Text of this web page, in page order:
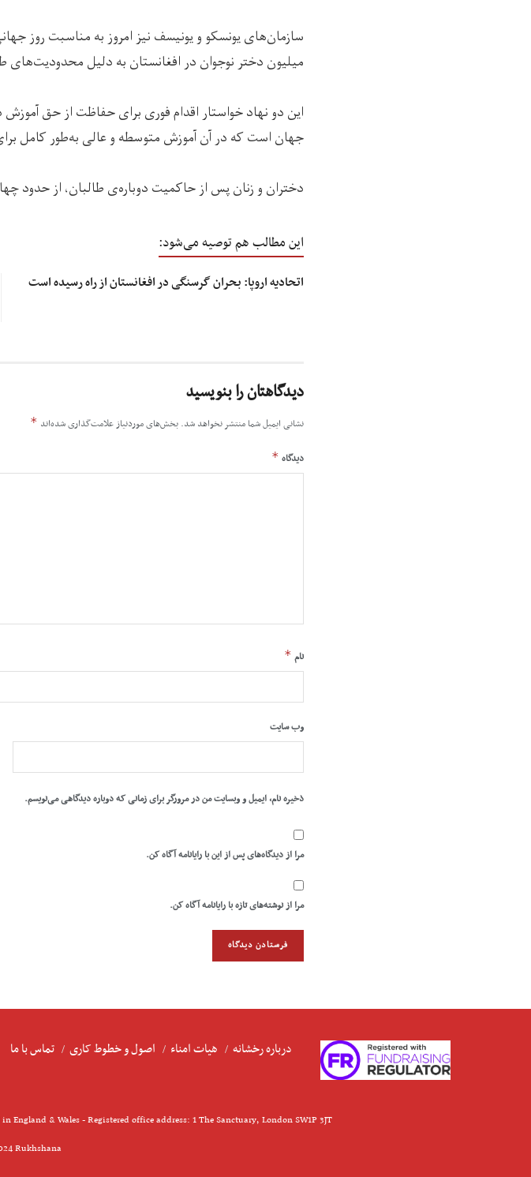
میلیون دختر نوجوان در افغانستان به دلیل محدودیت‌های
این دو نهاد خواستار اقدام فوری برای حفاظت از حق
جهان است که در آن آموزش متوسطه و عالی به‌طور کامل
دختران و زنان پس از حاکمیت دوباره‌ی طالبان، از حدود
این مطالب هم توصیه می‌شود:
اتحادیه اروپا: بحران گرسنگی در افغانستان از راه رسیده است
دیدگاهتان را بنویسید
نشانی ایمیل شما منتشر نخواهد شد. بخش‌های موردنیاز علامت‌گذاری شده‌اند *
دیدگاه *
نام *
وب‌ سایت
ذخیره نام، ایمیل و وبسایت من در مرورگر برای زمانی که دوباره دیدگاهی می‌نویسم.
مرا از دیدگاه‌های پس از این با رایانامه آگاه کن.
مرا از نوشته‌های تازه با رایانامه آگاه کن.
درباره رخشانه هیات امناء اصول و خطوط کاری تماس با ما
England & Wales - Registered office address: 1 The Sanctuary, London SW1P 3JT
Rukhshana